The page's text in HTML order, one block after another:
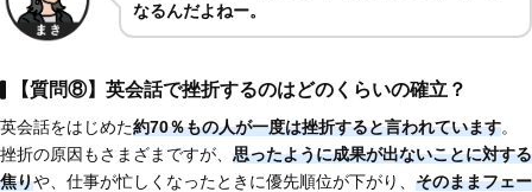
なるんだよねー。
【質問⑧】英会話で挫折するのはどのくらいの確立？
英会話をはじめた約70％もの人が一度は挫折すると言われています。
挫折の原因もさまざまですが、 思ったように成果が出ないことに対する
焦りや、仕事が忙しくなったときに優先順位が下がり、 そのままフェー